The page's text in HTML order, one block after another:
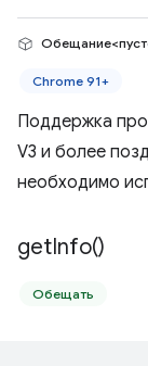
Chrome 91+
Поддержка
V3 и более
необходимо
getInfo()
Обещать